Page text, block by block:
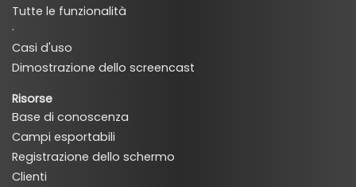
Tutte le funzionalità
·
Casi d'uso
Dimostrazione dello screencast
Risorse
Base di conoscenza
Campi esportabili
Registrazione dello schermo
Clienti